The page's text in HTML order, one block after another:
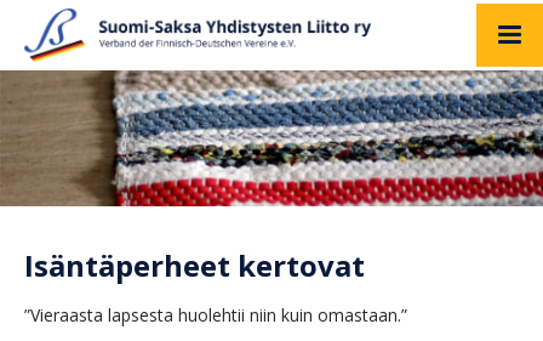
Isäntäperheet kertovat
”Vieraasta lapsesta huolehtii niin kuin omastaan.”